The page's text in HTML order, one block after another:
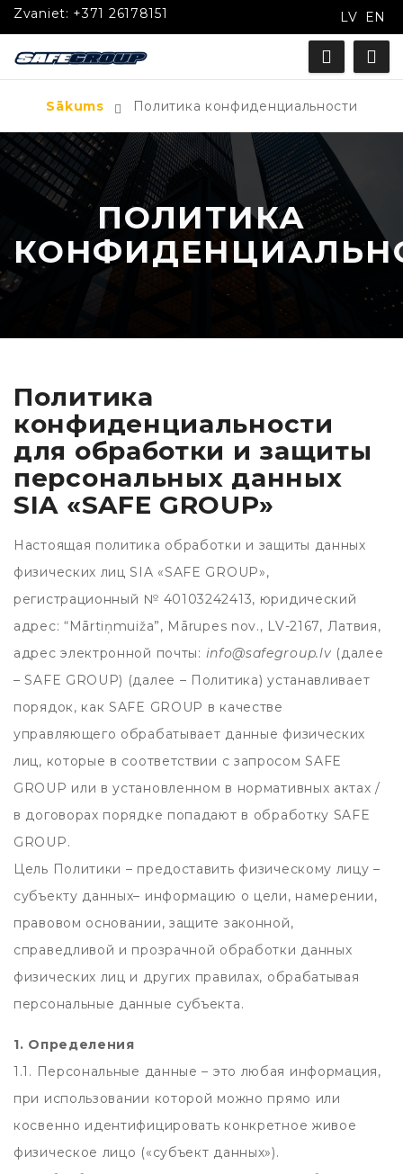
Zvaniet: +371 26178151 LV EN
Sākums Политика конфиденциальности
ПОЛИТИКА
Политика
конфиденциальности
для обработки и защиты
персональных данных
SIA «SAFE GROUP»
Настоящая политика обработки и защиты данных
физических лиц SIA «SAFE GROUP»,
регистрационный № 40103242413, юридический
адрес: “Mārtiņmuiža”, Mārupes nov., LV-2167, Латвия,
адрес электронной почты: info@safegroup.lv (далее
– SAFE GROUP) (далее – Политика) устанавливает
порядок, как SAFE GROUP в качестве
управляющего обрабатывает данные физических
лиц, которые в соответствии с запросом SAFE
GROUP или в установленном в нормативных актах /
в договорах порядке попадают в обработку SAFE
GROUP.
Цель Политики – предоставить физическому лицу –
субъекту данных– информацию о цели, намерении,
правовом основании, защите законной,
справедливой и прозрачной обработки данных
физических лиц и других правилах, обрабатывая
персональные данные субъекта.
1. Определения
1.1. Персональные данные – это любая информация,
при использовании которой можно прямо или
косвенно идентифицировать конкретное живое
физическое лицо («субъект данных»).